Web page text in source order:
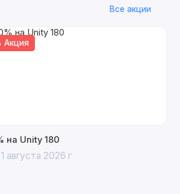
Все акции
Акция
на Unity 180
августа 2026 г